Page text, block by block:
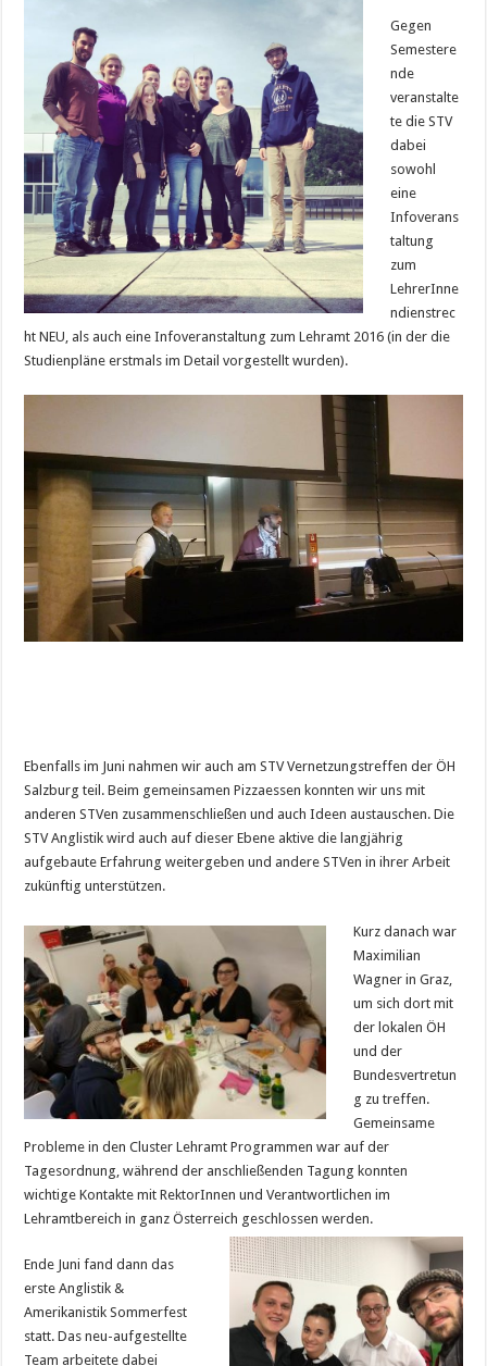
Gegen
Semestere
nde
veranstalte
te die STV
dabei
sowohl
eine
Infoverans
taltung
zum
LehrerInne
ndienstrec
ht NEU, als auch eine Infoveranstaltung zum Lehramt 2016 (in der die
Studienpläne erstmals im Detail vorgestellt wurden).
Ebenfalls im Juni nahmen wir auch am STV Vernetzungstreffen der ÖH
Salzburg teil. Beim gemeinsamen Pizzaessen konnten wir uns mit
anderen STVen zusammenschließen und auch Ideen austauschen. Die
STV Anglistik wird auch auf dieser Ebene aktive die langjährig
aufgebaute Erfahrung weitergeben und andere STVen in ihrer Arbeit
zukünftig unterstützen.
Kurz danach war
Maximilian
Wagner in Graz,
um sich dort mit
der lokalen ÖH
und der
Bundesvertretun
g zu treffen.
Gemeinsame
Probleme in den Cluster Lehramt Programmen war auf der
Tagesordnung, während der anschließenden Tagung konnten
wichtige Kontakte mit RektorInnen und Verantwortlichen im
Lehramtbereich in ganz Österreich geschlossen werden.
Ende Juni fand dann das
erste Anglistik &
Amerikanistik Sommerfest
statt. Das neu-aufgestellte
Team arbeitete dabei